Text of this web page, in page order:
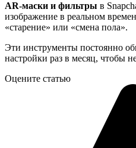
AR-маски и фильтры в
изображение в реальном
«старение» или «смена пола».
Эти инструменты постоянно
настройки раз в месяц, чтобы
Оцените статью